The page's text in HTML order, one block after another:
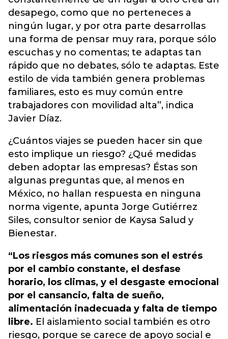
desapego, como que no perteneces a
ningún lugar, y por otra parte desarrollas
una forma de pensar muy rara, porque sólo
escuchas y no comentas; te adaptas tan
rápido que no debates, sólo te adaptas. Este
estilo de vida también genera problemas
familiares, esto es muy común entre
trabajadores con movilidad alta”, indica
Javier Díaz.
¿Cuántos viajes se pueden hacer sin que
esto implique un riesgo? ¿Qué medidas
deben adoptar las empresas? Éstas son
algunas preguntas que, al menos en
México, no hallan respuesta en ninguna
norma vigente, apunta Jorge Gutiérrez
Siles, consultor senior de Kaysa Salud y
Bienestar.
“Los riesgos más comunes son el estrés
por el cambio constante, el desfase
horario, los climas, y el desgaste emocional
por el cansancio, falta de sueño,
alimentación inadecuada y falta de tiempo
libre. El aislamiento social también es otro
riesgo, porque se carece de apoyo social e